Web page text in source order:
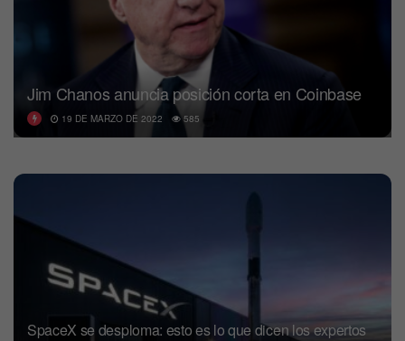
Jim Chanos anuncia posición corta en Coinbase
19 DE MARZO DE 2022 585
SpaceX se desploma: esto es lo que dicen los expertos